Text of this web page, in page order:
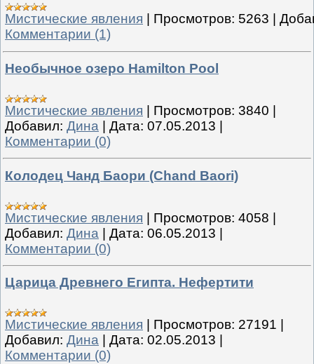
Мистические явления Просмотров: 5263
Комментарии (1)
Необычное озеро Hamilton Pool
Мистические явления Просмотров: 3840
Добавил: Дина Дата: 07.05.2013
Комментарии (0)
Колодец Чанд Баори (Chand Baori)
Мистические явления | Просмотров: 4058 |
Добавил: Дина | Дата: 06.05.2013 |
Комментарии (0)
Царица Древнего Египта. Нефертити
Мистические явления Просмотров: 27191
Добавил: Дина Дата: 02.05.2013
Комментарии (0)